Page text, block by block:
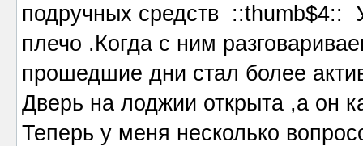
подручных средств ::thumb$4::
плечо .Когда с ним
прошедшие дни стал более
Дверь на лоджии открыта ,а он
Теперь у меня несколько